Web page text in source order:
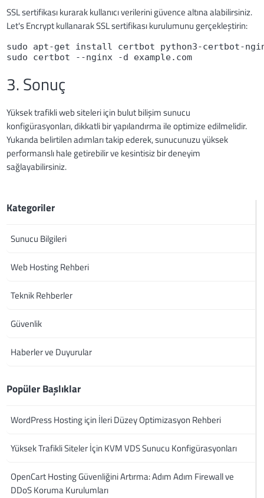
SSL sertifikası kurarak kullanıcı verilerini güvence altına alabilirsiniz.
Let's Encrypt kullanarak SSL sertifikası kurulumunu gerçekleştirin:
sudo apt-get install certbot python3-certbot-
sudo certbot --nginx -d example.com
3. Sonuç
Yüksek trafikli web siteleri için bulut bilişim sunucu
konfigürasyonları, dikkatli bir yapılandırma ile optimize edilmelidir.
Yukarıda belirtilen adımları takip ederek, sunucunuzu yüksek
performanslı hale getirebilir ve kesintisiz bir deneyim
sağlayabilirsiniz.
Kategoriler
Sunucu Bilgileri
Web Hosting Rehberi
Teknik Rehberler
Güvenlik
Haberler ve Duyurular
Popüler Başlıklar
WordPress Hosting için İleri Düzey Optimizasyon Rehberi
Yüksek Trafikli Siteler İçin KVM VDS Sunucu Konfigürasyonları
OpenCart Hosting Güvenliğini Artırma: Adım Adım Firewall ve
DDoS Koruma Kurulumları